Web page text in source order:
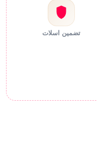
تضمین اسلات